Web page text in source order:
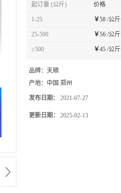
起订量 (公斤) 价格
1-25 ￥58 /公斤
25-500 ￥56 /公斤
≥500 ￥45 /公斤
品牌： 天顺
产地： 中国 郑州
发布日期： 2021-07-27
更新日期： 2025-02-13